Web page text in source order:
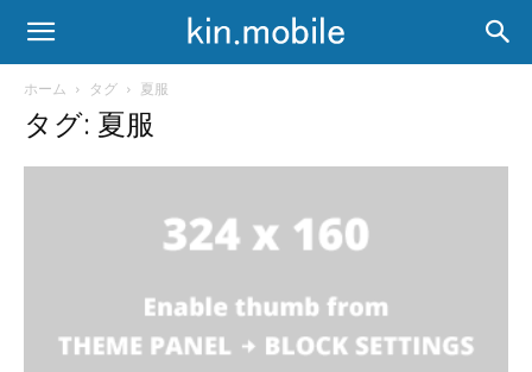
ホーム タグ 夏服
タグ: 夏服